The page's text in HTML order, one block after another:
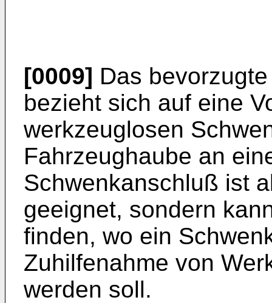
[0009] Das
bezieht sich auf eine
werkzeuglosen
Fahrzeughaube an
Schwenkanschluß ist
geeignet, sondern
finden, wo ein
Zuhilfenahme von
werden soll.